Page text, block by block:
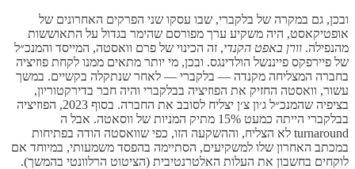
ובכן, גם במקרה של בלקברי, שבו עסקו שני הפרקים האחרונים של
אופטיקאסט, היה משקיע ערך מפורסם שהימר בגדול על התאוששות
מהנפילה. וורן באפט הקנדי, זה הכינוי של פרם וואסטה, המייסד והמנכ״ל
של פיירפקס פייננשל הולדינגס. ובכן, מי יותר מתאים ממנו לקחת פוזיציה
בחברה המצליחה מקנדה — בלקברי — לאחר שנתקלה בקשיים. במשך
עשור, וואסטה החזיק את הפוזיציה בבלקברי והיה חבר בדירקטוריון,
בציפיה שהמנכ״ל ג׳ון צ׳ן יצליח לסובב את החברה. בסוף 2023, הפוזיציה
בבלקברי הייתה כמעט 15% מתיק המניות של ווסאטה. אבל ה
turnaround לא הצליח, וההשקעה הזו, כפי שוואסטה הודה בפתיחות
במכתב האחרון שלו למשקיעים, הסתיימה בהפסד משמעותי, במיוחד אם
לוקחים בחשבון את העלות האלטרנטיבית (הציטוט הרלוונטי בהמשך).